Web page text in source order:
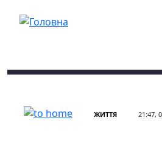
ЖИТТЯ 21:47,